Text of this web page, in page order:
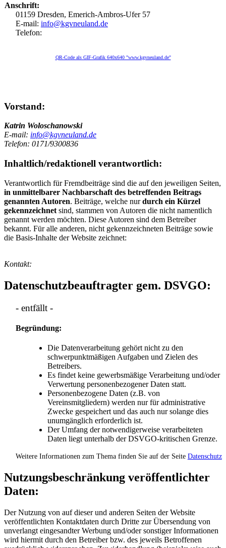
Anschrift:
01159 Dresden, Emerich-Ambros-Ufer 57
E-mail: info@kgvneuland.de
Telefon:
QR-Code als GIF-Grafik 640x640 "www.kgvneuland.de"
Vorstand:
Katrin Woloschanowski
E-mail: info@kgvneuland.de
Telefon: 0171/9300836
Inhaltlich/redaktionell verantwortlich:
Verantwortlich für Fremdbeiträge sind die auf den jeweiligen Seiten,
in unmittelbarer Nachbarschaft des betreffenden Beitrags
genannten Autoren. Beiträge, welche nurdurch ein Kürzel
gekennzeichnet sind, stammen von Autoren die nicht namentlich
genannt werden möchten. Diese Autoren sind dem Betreiber
bekannt. Für alle anderen, nicht gekennzeichneten Beiträge sowie
die Basis-Inhalte der Website zeichnet:
Kontakt:
Datenschutzbeauftragter gem. DSVGO:
- entfällt -
Begründung:
Die Datenverarbeitung gehört nicht zu den
schwerpunktmäßigen Aufgaben und Zielen des
Betreibers.
Es findet keine gewerbsmäßige Verarbeitung und/oder
Verwertung personenbezogener Daten statt.
Personenbezogene Daten (z.B. von
Vereinsmitgliedern) werden nur für administrative
Zwecke gespeichert und das auch nur solange dies
unumgänglich erforderlich ist.
Der Umfang der notwendigerweise verarbeiteten
Daten liegt unterhalb der DSVGO-kritischen Grenze.
Weitere Informationen zum Thema finden Sie auf der Seite Datenschutz
Nutzungsbeschränkung veröffentlichter
Daten:
Der Nutzung von auf dieser und anderen Seiten der Website
veröffentlichten Kontaktdaten durch Dritte zur Übersendung von
unverlangt eingesandter Werbung und/oder sonstiger Informationen
wird hiermit durch den Betreiber bzw. des jeweils Betroffenen